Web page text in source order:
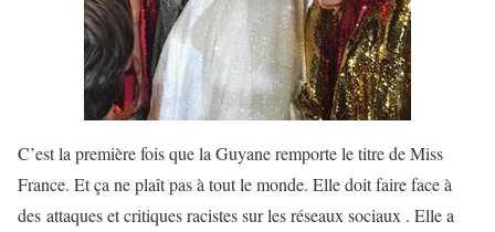
C’est la première fois que la Guyane remporte le titre de Miss
France. Et ça ne plaît pas à tout le monde. Elle doit faire face à
des attaques et critiques racistes sur les réseaux sociaux . Elle a